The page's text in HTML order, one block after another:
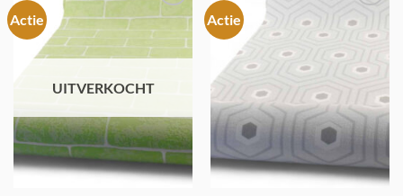
Actie
Toevoegen
aan
verlanglijst
UITVERKOCHT
Actie
Toevoegen
aan